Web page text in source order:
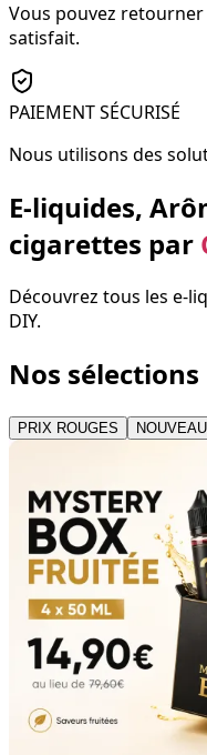
Vous pouvez
satisfait.
PAIEMENT SÉCURISÉ
Nous utilisons des
E-liquides,
cigarettes par
Découvrez tous les e-
DIY.
Nos sélections
PRIX ROUGES